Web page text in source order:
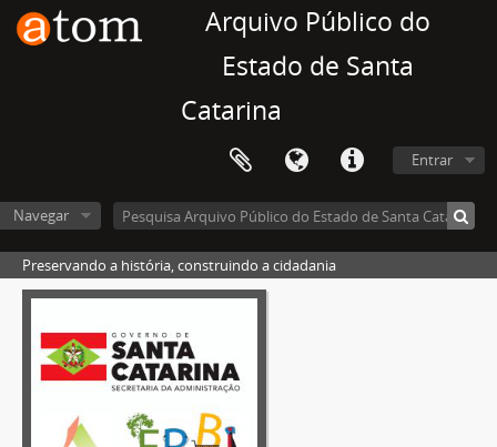
Arquivo Público do
Estado de Santa
Catarina
Entrar
Navegar
Preservando a história, construindo a cidadania